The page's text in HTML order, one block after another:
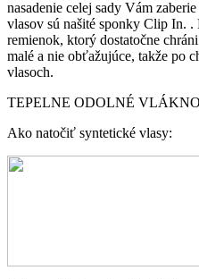
nasadenie celej sady Vám
vlasov sú našité sponky Clip In. .
remienok, ktorý dostatočne
malé a nie obťažujúce, takže po
vlasoch.
TEPELNE ODOLNÉ VLÁKNO
Ako natočiť syntetické vlasy: